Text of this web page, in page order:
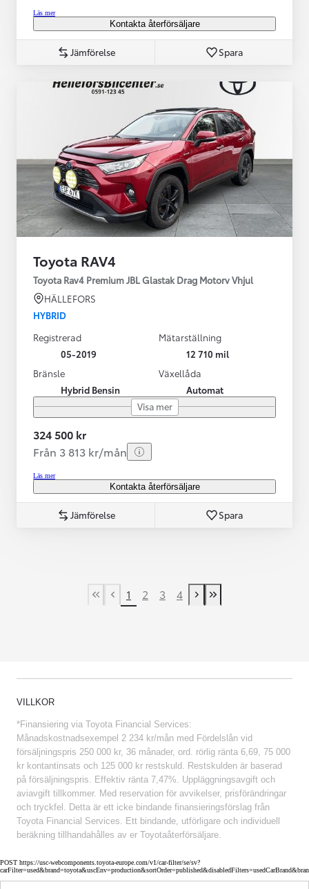
Läs mer
Kontakta återförsäljare
Jämförelse Spara
Toyota RAV4
Toyota Rav4 Premium JBL Glastak Drag Motorv Vhjul
HÄLLEFORS
HYBRID
Registrerad
05-2019
Mätarställning
12 710 mil
Bränsle
Hybrid Bensin
Växellåda
Automat
Visa mer
324 500 kr
Från 3 813 kr/mån
Läs mer
Kontakta återförsäljare
Jämförelse Spara
First Page
Previous page
1 2 3 4
Next page
Last Page
VILLKOR
*Finansiering via Toyota Financial Services:
Månadskostnadsexempel 2 234 kr/mån med Fördelslån vid
försäljningspris 250 000 kr, 36 månader, ord. rörlig ränta 6,69, 75 000
kr kontantinsats och 125 000 kr restskuld. Restskulden är baserad
på försäljningspris. Effektiv ränta 7,47%. Uppläggningsavgift och
aviavgift tillkommer. Med reservation för avvikelser, prisförändringar
och tryckfel. Detta är ett icke bindande finansieringsförslag från
Toyota Financial Services. Ett bindande, utförligare och individuell
beräkning tillhandahålles av er Toyotaåterförsäljare.
POST https://usc-webcomponents.toyota-europe.com/v1/car-filter/se/sv?